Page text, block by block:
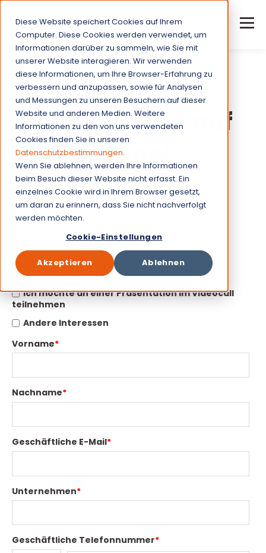
Diese Website speichert Cookies auf Ihrem
Computer. Diese Cookies werden verwendet, um
Informationen darüber zu sammeln, wie Sie mit
unserer Website interagieren. Wir verwenden
diese Informationen, um Ihre Browser-Erfahrung zu
verbessern und anzupassen, sowie für Analysen
und Messungen zu unseren Besuchern auf dieser
Website und anderen Medien. Weitere
Informationen zu den von uns verwendeten
Cookies finden Sie in unseren
Datenschutzbestimmungen.
Wenn Sie ablehnen, werden Ihre Informationen
beim Besuch dieser Website nicht erfasst. Ein
einzelnes Cookie wird in Ihrem Browser gesetzt,
um daran zu erinnern, dass Sie nicht nachverfolgt
werden möchten.
Cookie-Einstellungen
Akzeptieren Ablehnen
cureVision Kundenberatung
Wir freuen uns auf
Ihre Anfrage!
Wir melden uns innerhalb von 24h!
Ich Interessiere mich für Ihre Lösungen und
wünsche weiter Informationen
Ich möchte an einer Präsentation im Videocall
teilnehmen
Andere Interessen
Vorname*
Nachname*
Geschäftliche E-Mail*
Unternehmen*
Geschäftliche Telefonnummer*